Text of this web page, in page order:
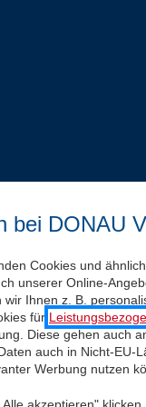
bei DONAU
Cookies und
unserer Online-
wir Ihnen z. B.
für
Diese gehen auch
auch in Nicht-EU-
Werbung nutzen
akzeptieren"